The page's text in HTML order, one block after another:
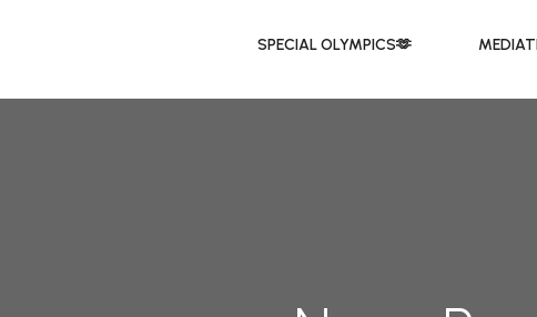
​​SPECIAL OLYMPICS🫶